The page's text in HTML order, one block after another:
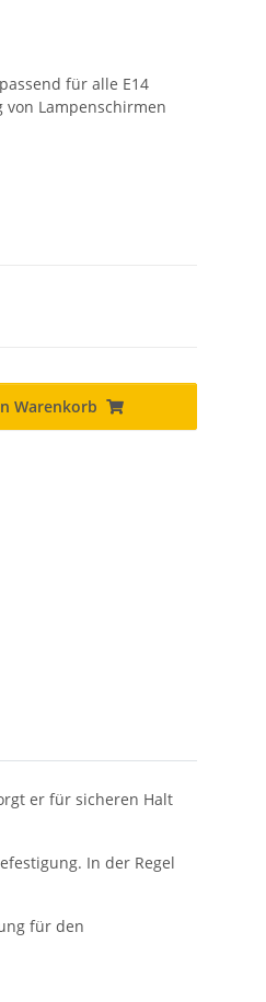
für alle E14
von Lampenschirmen
Warenkorb
er für sicheren Halt
In der Regel
für den